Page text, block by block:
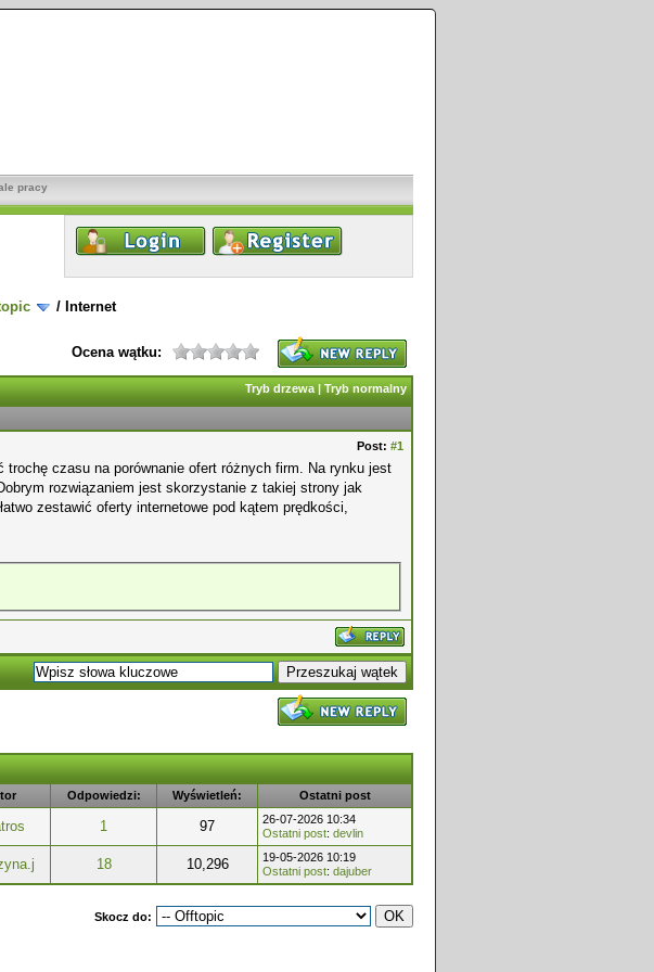
pracy
/ Internet
Ocena wątku:
Tryb drzewa | Tryb normalny
Post: #1
czasu na porównanie ofert różnych firm. Na rynku jest
rozwiązaniem jest skorzystanie z takiej strony jak
zestawić oferty internetowe pod kątem prędkości,
Odpowiedzi: Wyświetleń: Ostatni post
1 97
26-07-2026 10:34
Ostatni post: devlin
18 10,296
19-05-2026 10:19
Ostatni post: dajuber
Skocz do: